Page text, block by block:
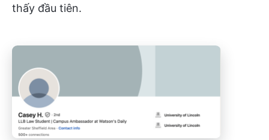
thấy đầu tiên.